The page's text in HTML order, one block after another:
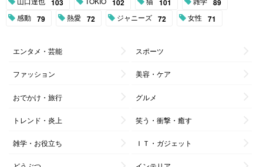
103 102 101 89
感動 79 熱愛 72 ジャニーズ 72 女性 71
エンタメ・芸能 スポーツ
ファッション 美容・ケア
おでかけ・旅行 グルメ
トレンド・炎上 笑う・衝撃・癒す
雑学・お役立ち ＩＴ・ガジェット